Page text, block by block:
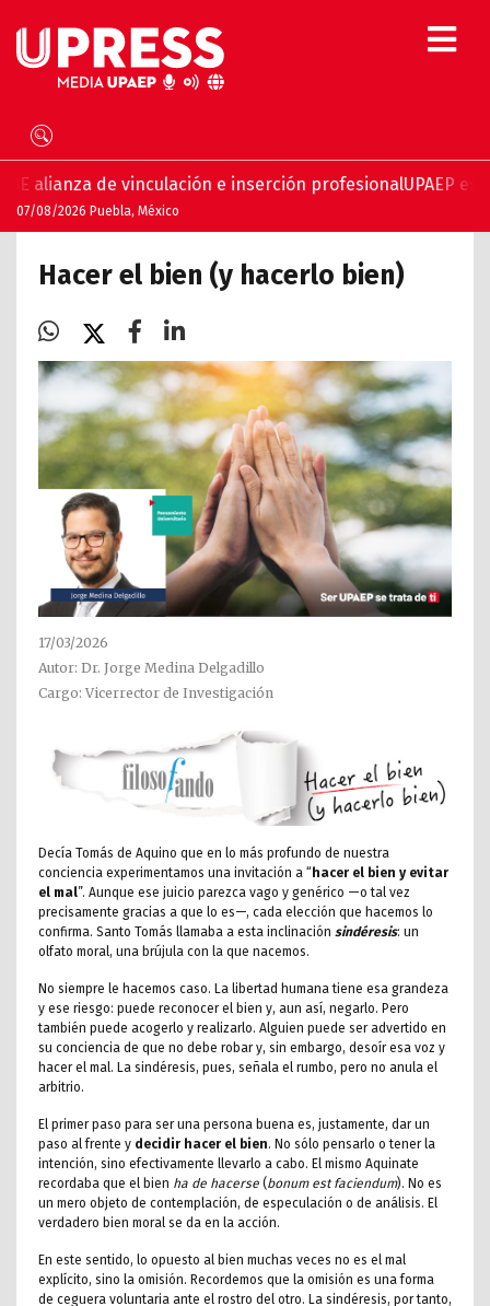
de vinculación e inserción profesionalUPAEP estrena
07/08/2026 Puebla, México
Hacer el bien (y hacerlo bien)
17/03/2026
Autor: Dr. Jorge Medina Delgadillo
Cargo: Vicerrector de Investigación
Decía Tomás de Aquino que en lo más profundo de nuestra
conciencia experimentamos una invitación a “ hacer el bien y evitar
el mal”. Aunque ese juicio parezca vago y genérico —o tal vez
precisamente gracias a que lo es—, cada elección que hacemos lo
confirma. Santo Tomás llamaba a esta inclinación sindéresis: un
olfato moral, una brújula con la que nacemos.
No siempre le hacemos caso. La libertad humana tiene esa grandeza
y ese riesgo: puede reconocer el bien y, aun así, negarlo. Pero
también puede acogerlo y realizarlo. Alguien puede ser advertido en
su conciencia de que no debe robar y, sin embargo, desoír esa voz y
hacer el mal. La sindéresis, pues, señala el rumbo, pero no anula el
arbitrio.
El primer paso para ser una persona buena es, justamente, dar un
paso al frente y decidir hacer el bien. No sólo pensarlo o tener la
intención, sino efectivamente llevarlo a cabo. El mismo Aquinate
recordaba que el bien ha de hacerse (bonum est faciendum). No es
un mero objeto de contemplación, de especulación o de análisis. El
verdadero bien moral se da en la acción.
En este sentido, lo opuesto al bien muchas veces no es el mal
explícito, sino la omisión. Recordemos que la omisión es una forma
de ceguera voluntaria ante el rostro del otro. La sindéresis, por tanto,